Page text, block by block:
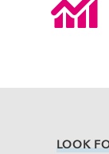
LOOK